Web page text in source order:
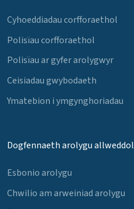
Cyhoeddiadau corfforaethol
Polisïau corfforaethol
Polisïau ar gyfer arolygwyr
Ceisiadau gwybodaeth
Ymatebion i ymgynghoriadau
Dogfennaeth arolygu allweddol
Esbonio arolygu
Chwilio am arweiniad arolygu